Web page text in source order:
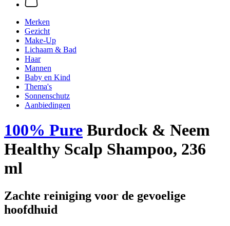
Merken
Gezicht
Make-Up
Lichaam & Bad
Haar
Mannen
Baby en Kind
Thema's
Sonnenschutz
Aanbiedingen
100% Pure Burdock & Neem
Healthy Scalp Shampoo, 236
ml
Zachte reiniging voor de gevoelige
hoofdhuid